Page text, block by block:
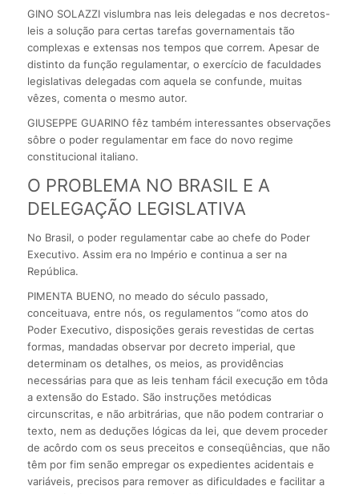
GINO SOLAZZI vislumbra nas leis delegadas e nos decretos-
leis a solução para certas tarefas governamentais tão
complexas e extensas nos tempos que correm. Apesar de
distinto da função regulamentar, o exercício de faculdades
legislativas delegadas com aquela se confunde, muitas
vêzes, comenta o mesmo autor.
GIUSEPPE GUARINO fêz também interessantes observações
sôbre o poder regulamentar em face do novo regime
constitucional italiano.
O PROBLEMA NO BRASIL E A
DELEGAÇÃO LEGISLATIVA
No Brasil, o poder regulamentar cabe ao chefe do Poder
Executivo. Assim era no Império e continua a ser na
República.
PIMENTA BUENO, no meado do século passado,
conceituava, entre nós, os regulamentos “como atos do
Poder Executivo, disposições gerais revestidas de certas
formas, mandadas observar por decreto imperial, que
determinam os detalhes, os meios, as providências
necessárias para que as leis tenham fácil execução em tôda
a extensão do Estado. São instruções metódicas
circunscritas, e não arbitrárias, que não podem contrariar o
texto, nem as deduções lógicas da lei, que devem proceder
de acôrdo com os seus preceitos e conseqüências, que não
têm por fim senão empregar os expedientes acidentais e
variáveis, precisos para remover as dificuldades e facilitar a